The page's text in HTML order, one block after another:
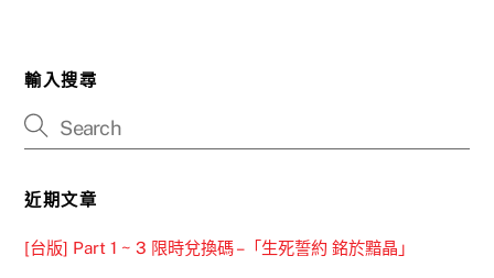
輸入搜尋
近期文章
[台版] Part 1 ~ 3 限時兌換碼 –「生死誓約 銘於黯晶」